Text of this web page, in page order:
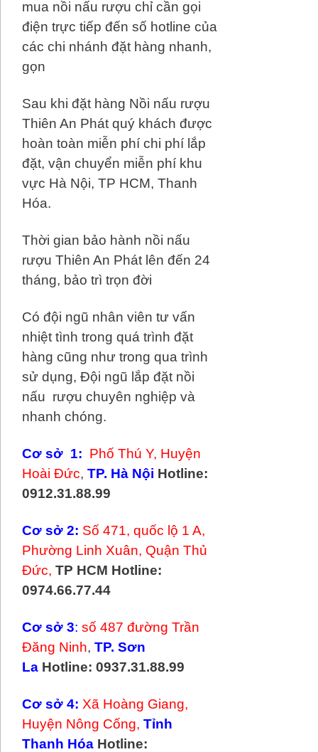
mua nồi nấu rượu chỉ cần gọi
điện trực tiếp đến số hotline của
các chi nhánh đặt hàng nhanh,
gọn
Sau khi đặt hàng Nồi nấu rượu
Thiên An Phát quý khách được
hoàn toàn miễn phí chi phí lắp
đặt, vận chuyển miễn phí khu
vực Hà Nội, TP HCM, Thanh
Hóa.
Thời gian bảo hành nồi nấu
rượu Thiên An Phát lên đến 24
tháng, bảo trì trọn đời
Có đội ngũ nhân viên tư vấn
nhiệt tình trong quá trình đặt
hàng cũng như trong qua trình
sử dụng, Đội ngũ lắp đặt nồi
nấu rượu chuyên nghiệp và
nhanh chóng.
Cơ sở 1: Phố Thú Y, Huyện
Hoài Đức, TP. Hà Nội Hotline:
0912.31.88.99
Cơ sở 2: Số 471, quốc lộ 1 A,
Phường Linh Xuân, Quận Thủ
Đức, TP HCM Hotline:
0974.66.77.44
Cơ sở 3: số 487 đường Trần
Đăng Ninh, TP. Sơn
La Hotline: 0937.31.88.99
Cơ sở 4: Xã Hoàng Giang,
Huyện Nông Cống, Tỉnh
Thanh Hóa Hotline: